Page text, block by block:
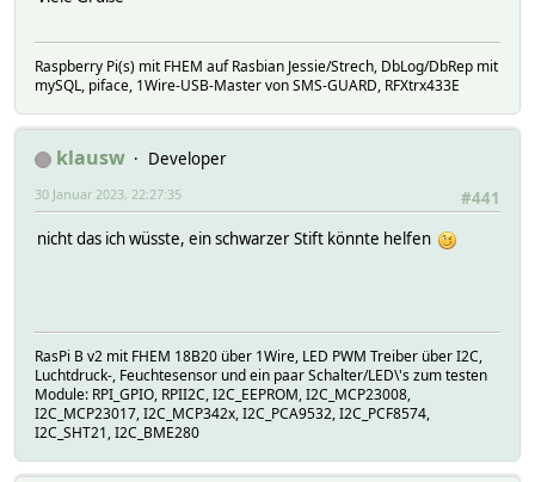
Raspberry Pi(s) mit FHEM auf Rasbian Jessie/Strech, DbLog/DbRep mit
mySQL, piface, 1Wire-USB-Master von SMS-GUARD, RFXtrx433E
klausw
Developer
#441
30 Januar 2023, 22:27:35
nicht das ich wüsste, ein schwarzer Stift könnte helfen
RasPi B v2 mit FHEM 18B20 über 1Wire, LED PWM Treiber über I2C,
Luchtdruck-, Feuchtesensor und ein paar Schalter/LED\'s zum testen
Module: RPI_GPIO, RPII2C, I2C_EEPROM, I2C_MCP23008,
I2C_MCP23017, I2C_MCP342x, I2C_PCA9532, I2C_PCF8574,
I2C_SHT21, I2C_BME280